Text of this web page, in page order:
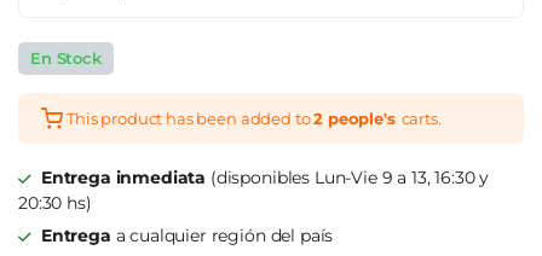
En Stock
This product has been added to2 people's carts.
Entrega inmediata (disponibles Lun-Vie 9 a 13, 16:30 y
20:30 hs)
Entrega a cualquier región del país